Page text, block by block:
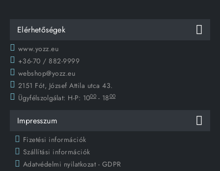
Elérhetőségek
www.yozz.eu
+36-70 / 882-9999
webshop@yozz.eu
2151 Fót, József Attila utca 43.
Ügyfélszolgálat: H-P: 1000 - 1800
Impresszum
Fizetési információk
Szállítási információk
Adatvédelmi nyilatkozat - GDPR